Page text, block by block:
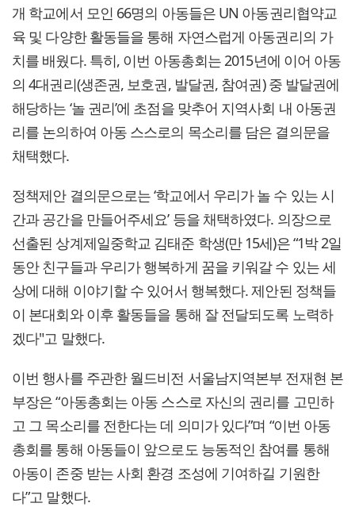
개 학교에서 모인 66명의 아동들은 UN 아동권리협약교
육 및 다양한 활동들을 통해 자연스럽게 아동권리의 가
치를 배웠다. 특히, 이번 아동총회는 2015년에 이어 아동
의 4대권리(생존권, 보호권, 발달권, 참여권) 중 발달권에
해당하는 ‘놀 권리’에 초점을 맞추어 지역사회 내 아동권
리를 논의하여 아동 스스로의 목소리를 담은 결의문을
채택했다.
정책제안 결의문으로는 ‘학교에서 우리가 놀 수 있는 시
간과 공간을 만들어주세요’ 등을 채택하였다. 의장으로
선출된 상계제일중학교 김태준 학생(만 15세)은 “1박 2일
동안 친구들과 우리가 행복하게 꿈을 키워갈 수 있는 세
상에 대해 이야기할 수 있어서 행복했다. 제안된 정책들
이 본대회와 이후 활동들을 통해 잘 전달되도록 노력하
겠다"고 말했다.
이번 행사를 주관한 월드비전 서울남지역본부 전재현 본
부장은 “아동총회는 아동 스스로 자신의 권리를 고민하
고 그 목소리를 전한다는 데 의미가 있다”며 “이번 아동
총회를 통해 아동들이 앞으로도 능동적인 참여를 통해
아동이 존중 받는 사회 환경 조성에 기여하길 기원한
다”고 말했다.